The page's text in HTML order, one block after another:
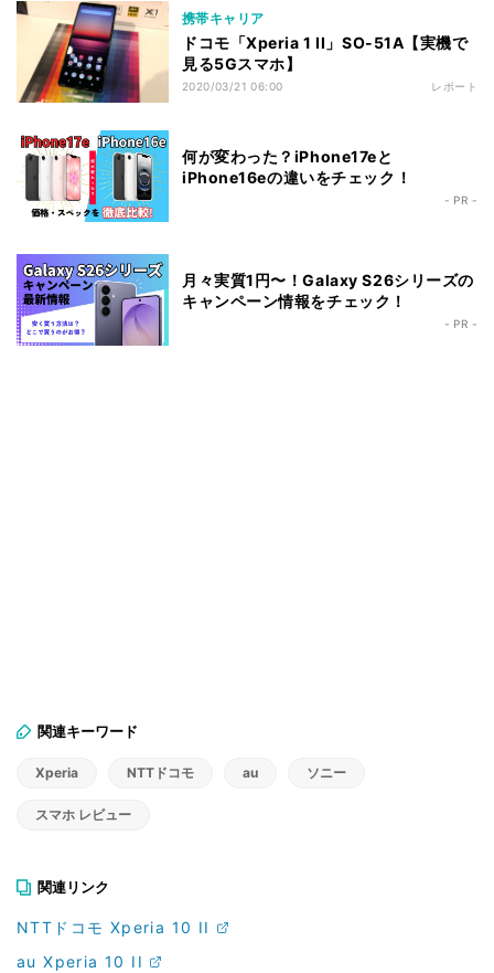
携帯キャリア
ドコモ「Xperia 1 II」SO-51A【実機で
見る5Gスマホ】
2020/03/21 06:00 レポート
何が変わった？iPhone17eと
iPhone16eの違いをチェック！
- PR -
月々実質1円〜！Galaxy S26シリーズの
キャンペーン情報をチェック！
- PR -
関連キーワード
Xperia NTTドコモ au ソニー
スマホ レビュー
関連リンク
NTTドコモ Xperia 10 II
au Xperia 10 II